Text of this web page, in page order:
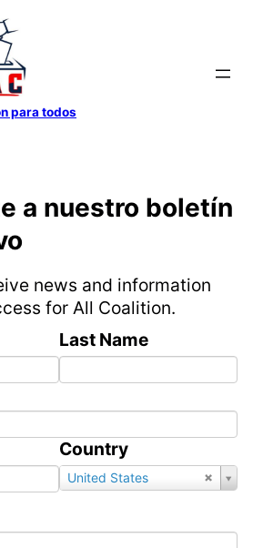
para todos
a nuestro boletín
news and information
for All Coalition.
Last Name
Country
United States
Select
Value